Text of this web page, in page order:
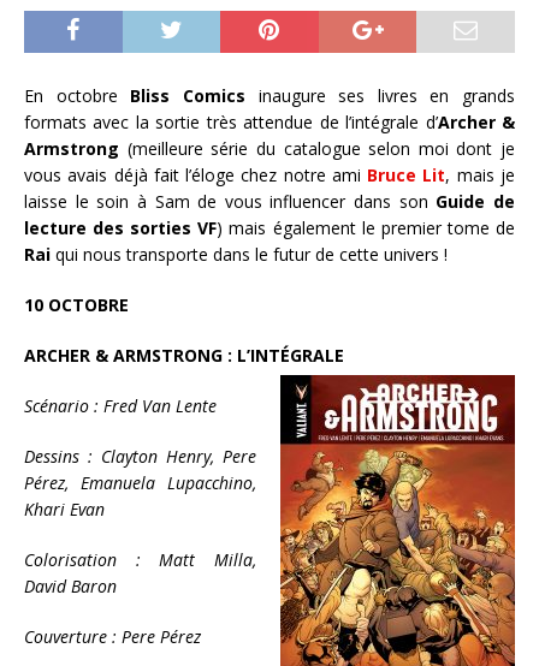
En octobre Bliss Comics inaugure ses livres en grands
formats avec la sortie très attendue de l’intégrale d’Archer &
Armstrong (meilleure série du catalogue selon moi dont je
vous avais déjà fait l’éloge chez notre ami Bruce Lit, mais je
laisse le soin à Sam de vous influencer dans son Guide de
lecture des sorties VF) mais également le premier tome de
Rai qui nous transporte dans le futur de cette univers !
10 OCTOBRE
ARCHER & ARMSTRONG : L’INTÉGRALE
Scénario : Fred Van Lente
Dessins : Clayton Henry, Pere
Pérez, Emanuela Lupacchino,
Khari Evan
Colorisation : Matt Milla,
David Baron
Couverture : Pere Pérez